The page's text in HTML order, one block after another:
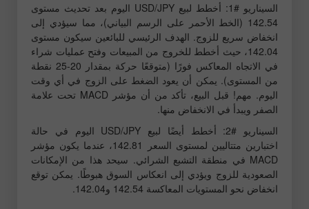
السيناريو #1: أخطط لبيع USD/JPY اليوم بعد تحديث مستوى
142.54 (الخط الأحمر على الرسم البياني)، مما سيؤدي إلى
انخفاض سريع للزوج. الهدف الرئيسي للبائعين سيكون مستوى
142.04، حيث أخطط للخروج من المبيعات وفتح عمليات شراء
في الاتجاه المعاكس فورًا (متوقعًا حركة بمقدار 20-25 نقطة
من المستوى). يمكن أن يعود الضغط على الزوج في أي وقت
اليوم. مهم! قبل البيع، تأكد من أن مؤشر MACD تحت علامة
الصفر ويبدأ في الانخفاض منها.
السيناريو #2: أخطط أيضًا لبيع USD/JPY اليوم في حالة
اختبارين متتاليين لمستوى السعر 142.81، عندما يكون مؤشر
MACD في منطقة التشبع الشرائي. سيحد هذا من الإمكانات
الصعودية للزوج ويؤدي إلى انعكاس السوق هبوطًا. يمكن توقع
انخفاض نحو المستويات المعاكسة 142.54 و142.04.